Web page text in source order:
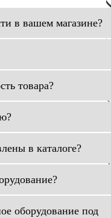
в вашем магазине?
товара?
в каталоге?
оборудование под